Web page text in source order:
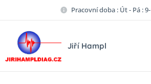
Pracovní doba : Út - Pá :
Jiří Hampl